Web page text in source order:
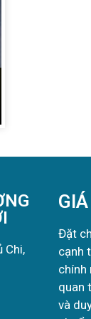
Chi,
Đặt
cạnh
chính
quan
và